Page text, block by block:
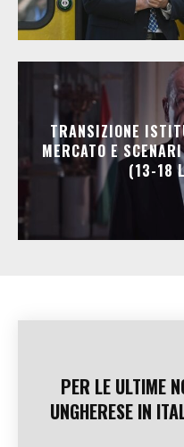
TRANSIZIONE
MERCATO E
(13-18
PER LE ULTIME
UNGHERESE IN